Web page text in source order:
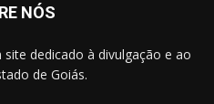
NÓS
dedicado à divulgação e ao
de Goiás.